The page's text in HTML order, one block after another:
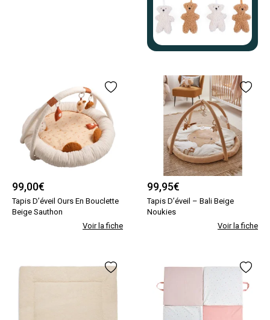
99,00€
Tapis D’éveil Ours En Bouclette
Beige Sauthon
Voir la fiche
99,95€
Tapis D’éveil – Bali Beige
Noukies
Voir la fiche